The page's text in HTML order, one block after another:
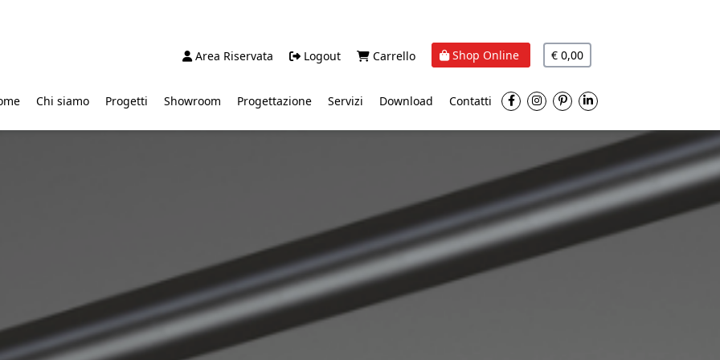
Area Riservata Logout Carrello Shop Online € 0,00
Chi siamo Progetti Showroom Progettazione Servizi Download Contatti